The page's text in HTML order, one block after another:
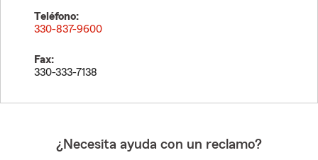
Teléfono:
330-837-9600
Fax:
330-333-7138
¿Necesita ayuda con un reclamo?